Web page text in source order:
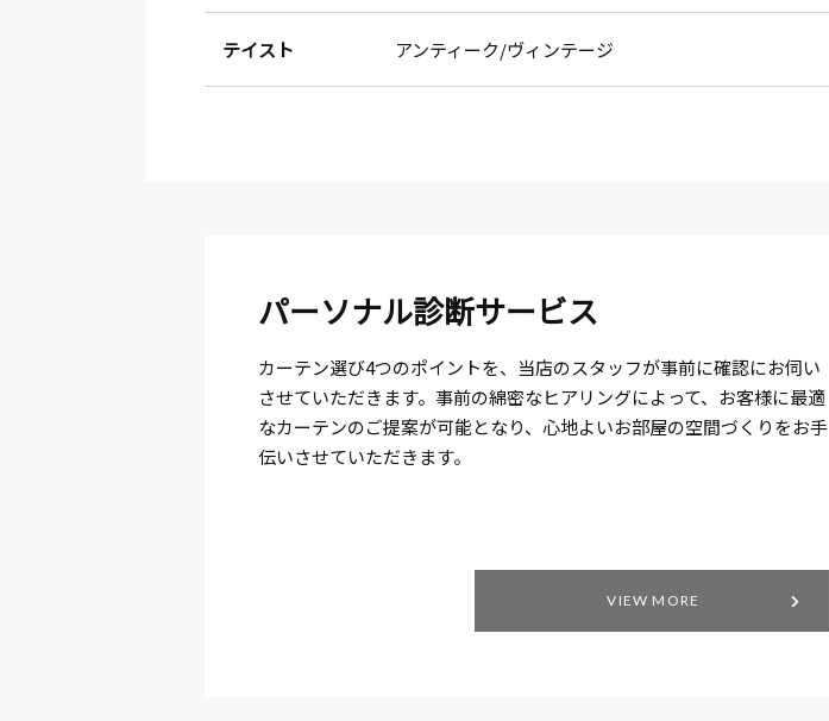
テイスト アンティーク ヴィンテージ
パーソナル診断サービス
カーテン選び4つのポイントを、当店のスタッフが事前に確認にお伺い
させていただきます。事前の綿密なヒアリングによって、お客様に最適
なカーテンのご提案が可能となり、心地よいお部屋の空間づくりをお手
伝いさせていただきます。
VIEW MORE